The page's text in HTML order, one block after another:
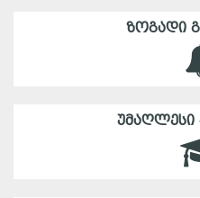
ᲖᲝᲒᲐᲓᲘ
ᲣᲛᲐᲦᲚᲔᲡᲘ